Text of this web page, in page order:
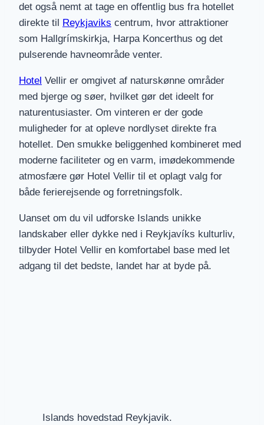
det også nemt at tage en offentlig bus fra hotellet
direkte til Reykjaviks centrum, hvor attraktioner
som Hallgrímskirkja, Harpa Koncerthus og det
pulserende havneområde venter.
Hotel Vellir er omgivet af naturskønne områder
med bjerge og søer, hvilket gør det ideelt for
naturentusiaster. Om vinteren er der gode
muligheder for at opleve nordlyset direkte fra
hotellet. Den smukke beliggenhed kombineret med
moderne faciliteter og en varm, imødekommende
atmosfære gør Hotel Vellir til et oplagt valg for
både ferierejsende og forretningsfolk.
Uanset om du vil udforske Islands unikke
landskaber eller dykke ned i Reykjavíks kulturliv,
tilbyder Hotel Vellir en komfortabel base med let
adgang til det bedste, landet har at byde på.
Islands hovedstad Reykjavik.